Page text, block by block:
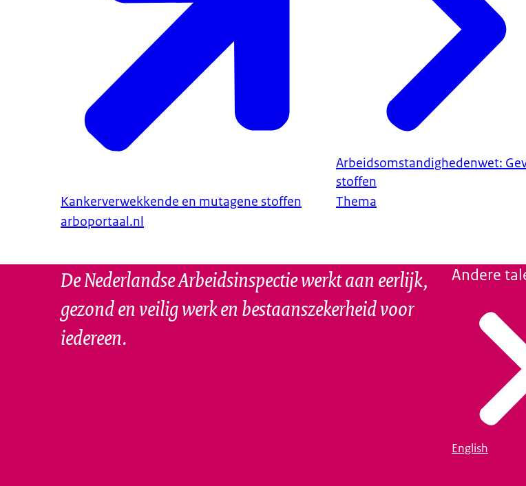
Kankerverwekkende en mutagene stoffen
arboportaal.nl
Arbeidsomstandighedenwet:
stoffen
Thema
De Nederlandse Arbeidsinspectie werkt aan eerlijk,
gezond en veilig werk en bestaanszekerheid voor
iedereen.
Andere
English